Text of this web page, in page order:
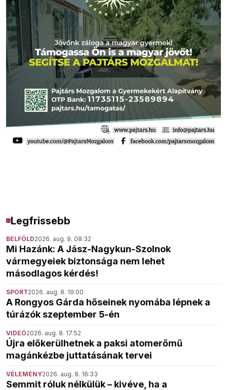
Legfrissebb
BELFÖLD2026. aug. 9. 08:32
Mi Hazánk: A Jász-Nagykun-Szolnok
vármegyeiek biztonsága nem lehet
másodlagos kérdés!
SPORT2026. aug. 8. 19:00
A Rongyos Gárda hőseinek nyomába lépnek a
túrázók szeptember 5-én
VIDEÓ2026. aug. 8. 17:52
Újra előkerülhetnek a paksi atomerőmű
magánkézbe juttatásának tervei
VÉLEMÉNY2026. aug. 8. 16:33
Semmit róluk nélkülük – kivéve, ha a